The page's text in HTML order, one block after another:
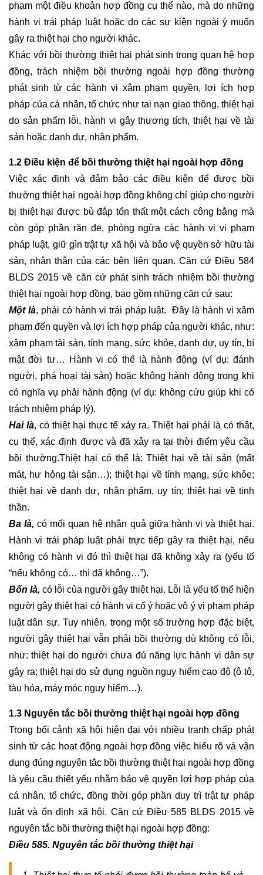
LUẬT
SƯ
TRANH
TỤNG
LUẬT
SƯ
NHÀ
ĐẤT
QUYẾT
TRANH
CHẤP
ĐAI
DỊCH
VỤ
HỢP
HÓA
NHÀ
ĐẤT
DỊCH
VỤ
ĐĂNG
BỘ
NHÀ
ĐẤT
DỊCH
VỤ
CHUYỂN
MỤC
ĐÍCH
QUYỀN
SỬ
DỤNG
ĐẤT
DỊCH
VỤ
TÁCH
THỬA
NHÀ
ĐẤT
DỊCH
VỤ
GIẤY
PHÉP
XÂY
DỰNG
NHÀ
DỊCH
VỤ
HOÀN
CÔNG
NHÀ
phạm một điều khoản hợp đồng cụ thể nào, mà do những
hành vi trái pháp luật hoặc do các sự kiện ngoài ý muốn
gây ra thiệt hại cho người khác.
Khác với bồi thường thiệt hại phát sinh trong quan hệ hợp
đồng, trách nhiệm bồi thường ngoài hợp đồng thường
phát sinh từ các hành vi xâm phạm quyền, lợi ích hợp
pháp của cá nhân, tổ chức như tai nạn giao thông, thiệt hại
do sản phẩm lỗi, hành vi gây thương tích, thiệt hại về tài
sản hoặc danh dự, nhân phẩm.
1.2 Điều kiện để bồi thường thiệt hại ngoài hợp đồng
Việc xác định và đảm bảo các điều kiện để được bồi
thường thiệt hại ngoài hợp đồng không chỉ giúp cho người
bị thiệt hại được bù đắp tổn thất một cách công bằng mà
còn góp phần răn đe, phòng ngừa các hành vi vi phạm
pháp luật, giữ gìn trật tự xã hội và bảo vệ quyền sở hữu tài
sản, nhân thân của các bên liên quan. Căn cứ Điều 584
BLDS 2015 về căn cứ phát sinh trách nhiệm bồi thường
thiệt hại ngoài hợp đồng, bao gồm những căn cứ sau:
Một là, phải có hành vi trái pháp luật.
Đây là hành vi xâm
phạm đến quyền và lợi ích hợp pháp của người khác, như:
xâm phạm tài sản, tính mạng, sức khỏe, danh dự, uy tín, bí
mật đời tư… Hành vi có thể là hành động (ví dụ: đánh
người, phá hoại tài sản) hoặc không hành động trong khi
có nghĩa vụ phải hành động (ví dụ: không cứu giúp khi có
trách nhiệm pháp lý).
Hai là, có thiệt hại thực tế xảy ra. Thiệt hại phải là có thật,
cụ thể, xác định được và đã xảy ra tại thời điểm yêu cầu
bồi thường.Thiệt hại có thể là: Thiệt hại về tài sản (mất
mát, hư hỏng tài sản…); thiệt hại về tính mạng, sức khỏe;
thiệt hại về danh dự, nhân phẩm, uy tín; thiệt hại về tinh
thần.
Ba là, có mối quan hệ nhân quả giữa hành vi và thiệt hại.
Hành vi trái pháp luật phải trực tiếp gây ra thiệt hại, nếu
không có hành vi đó thì thiệt hại đã không xảy ra (yếu tố
“nếu không có… thì đã không…”).
Bốn là, có lỗi của người gây thiệt hại. Lỗi là yếu tố thể hiện
người gây thiệt hại có hành vi cố ý hoặc vô ý vi phạm pháp
luật dân sự. Tuy nhiên, trong một số trường hợp đặc biệt,
người gây thiệt hại vẫn phải bồi thường dù không có lỗi,
như: thiệt hại do người chưa đủ năng lực hành vi dân sự
gây ra; thiệt hại do sử dụng nguồn nguy hiểm cao độ (ô tô,
tàu hỏa, máy móc nguy hiểm…).
1.3 Nguyên tắc bồi thường thiệt hại ngoài hợp đồng
Trong bối cảnh xã hội hiện đại với nhiều tranh chấp phát
sinh từ các hoạt động ngoài hợp đồng việc hiểu rõ và vận
dụng đúng nguyên tắc bồi thường thiệt hại ngoài hợp đồng
là yêu cầu thiết yếu nhằm bảo vệ quyền lợi hợp pháp của
cá nhân, tổ chức, đồng thời góp phần duy trì trật tự pháp
luật và ổn định xã hội. Căn cứ Điều 585 BLDS 2015 về
nguyên tắc bồi thường thiệt hại ngoài hợp đồng:
Điều 585. Nguyên tắc bồi thường thiệt hại